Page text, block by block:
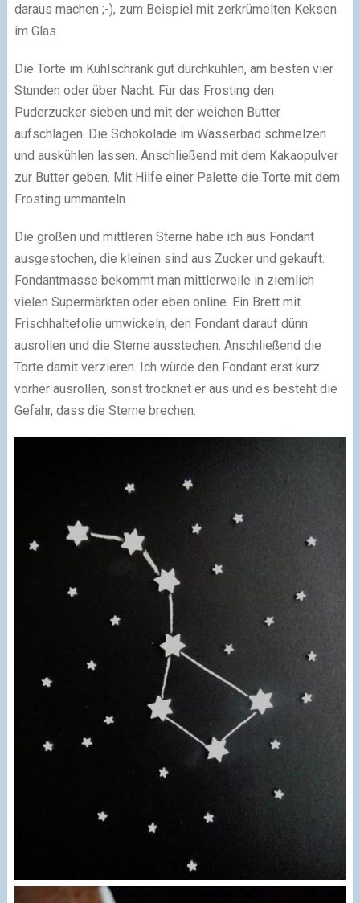
daraus machen ;-), zum Beispiel mit zerkrümelten Keksen
im Glas.
Die Torte im Kühlschrank gut durchkühlen, am besten vier
Stunden oder über Nacht. Für das Frosting den
Puderzucker sieben und mit der weichen Butter
aufschlagen. Die Schokolade im Wasserbad schmelzen
und auskühlen lassen. Anschließend mit dem Kakaopulver
zur Butter geben. Mit Hilfe einer Palette die Torte mit dem
Frosting ummanteln.
Die großen und mittleren Sterne habe ich aus Fondant
ausgestochen, die kleinen sind aus Zucker und gekauft.
Fondantmasse bekommt man mittlerweile in ziemlich
vielen Supermärkten oder eben online. Ein Brett mit
Frischhaltefolie umwickeln, den Fondant darauf dünn
ausrollen und die Sterne ausstechen. Anschließend die
Torte damit verzieren. Ich würde den Fondant erst kurz
vorher ausrollen, sonst trocknet er aus und es besteht die
Gefahr, dass die Sterne brechen.